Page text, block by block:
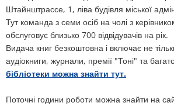
Штайнштрассе, 1, ліва будівля міської
Тут команда з семи осіб на чолі з
обслуговує близько 700 відвідувачів на рік.
Видача книг безкоштовна і включає не
аудіокниги, журнали, премії "Тоні" та
бібліотеки можна знайти тут.
Поточні години роботи можна знайти на